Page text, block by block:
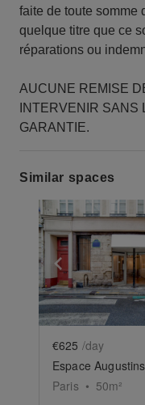
faite de toute somme
quelque titre que ce
réparations ou
AUCUNE REMISE
INTERVENIR SANS
GARANTIE.
Similar spaces
Show
€625 /day
Espace Augustins
Paris • 50m²